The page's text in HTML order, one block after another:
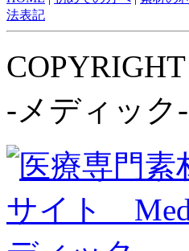
法表記
-メディック